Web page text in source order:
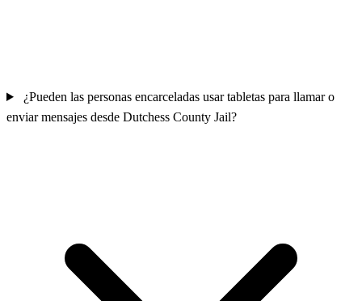
¿Pueden las personas encarceladas usar tabletas para llamar o
enviar mensajes desde Dutchess County Jail?